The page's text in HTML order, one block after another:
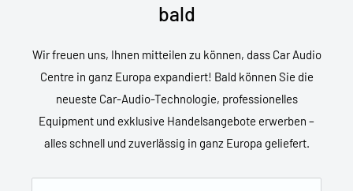
bald
Wir freuen uns, Ihnen mitteilen zu können, dass Car Audio
Centre in ganz Europa expandiert! Bald können Sie die
neueste Car-Audio-Technologie, professionelles
Equipment und exklusive Handelsangebote erwerben –
alles schnell und zuverlässig in ganz Europa geliefert.